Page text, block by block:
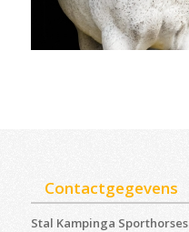
Contactgegevens
Stal Kampinga Sporthorses